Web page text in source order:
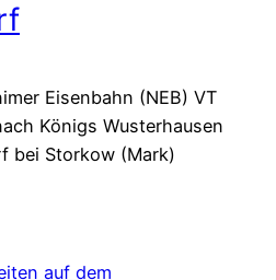
Eisenbahn (NEB) VT
Königs Wusterhausen
bei Storkow (Mark)